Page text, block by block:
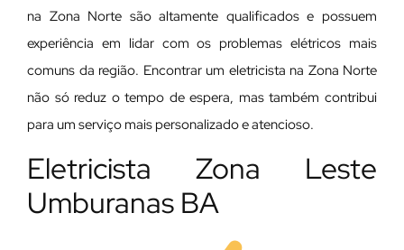
na Zona Norte são altamente qualificados e possuem
experiência em lidar com os problemas elétricos mais
comuns da região. Encontrar um eletricista na Zona Norte
não só reduz o tempo de espera, mas também contribui
para um serviço mais personalizado e atencioso.
Eletricista Zona Leste
Umburanas BA